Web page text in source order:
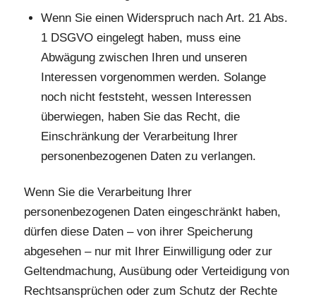
Wenn Sie einen Widerspruch nach Art. 21 Abs.
1 DSGVO eingelegt haben, muss eine
Abwägung zwischen Ihren und unseren
Interessen vorgenommen werden. Solange
noch nicht feststeht, wessen Interessen
überwiegen, haben Sie das Recht, die
Einschränkung der Verarbeitung Ihrer
personenbezogenen Daten zu verlangen.
Wenn Sie die Verarbeitung Ihrer
personenbezogenen Daten eingeschränkt haben,
dürfen diese Daten – von ihrer Speicherung
abgesehen – nur mit Ihrer Einwilligung oder zur
Geltendmachung, Ausübung oder Verteidigung von
Rechtsansprüchen oder zum Schutz der Rechte